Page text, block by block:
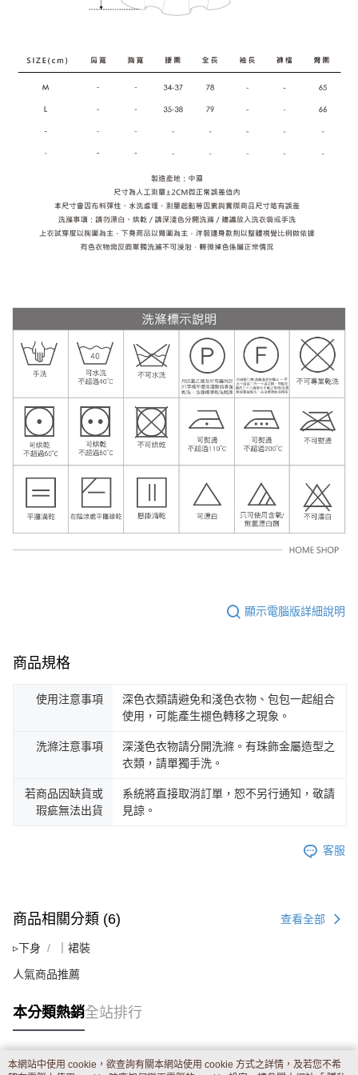
顯示電腦版詳細說明
商品規格
使用注意事項
深色衣類請避免和淺色衣物、包包一起組合
使用，可能產生褪色轉移之現象。
洗滌注意事項
深淺色衣物請分開洗滌。有珠飾金屬造型之
衣類，請單獨手洗。
若商品因缺貨或
瑕疵無法出貨
系統將直接取消訂單，恕不另行通知，敬請
見諒。
客服
商品相關分類 (6) 查看全部
▹下身 ｜裙裝
人氣商品推薦
本分類熱銷全站排行
本網站中使用 cookie，欲查詢有關本網站使用 cookie 方式之詳情，及若您不希